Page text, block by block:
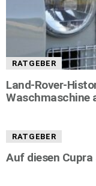
RATGEBER
Land-Rover-
Waschmaschine
RATGEBER
Auf diesen